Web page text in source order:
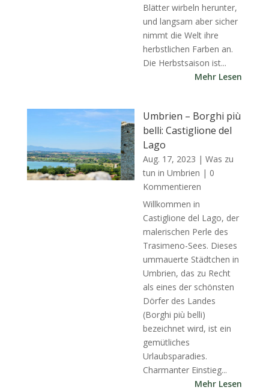
Blätter wirbeln herunter,
und langsam aber sicher
nimmt die Welt ihre
herbstlichen Farben an.
Die Herbstsaison ist...
Mehr Lesen
Umbrien – Borghi più
belli: Castiglione del
Lago
Aug. 17, 2023 |Was zu
tun in Umbrien | 0
Kommentieren
Willkommen in
Castiglione del Lago, der
malerischen Perle des
Trasimeno-Sees. Dieses
ummauerte Städtchen in
Umbrien, das zu Recht
als eines der schönsten
Dörfer des Landes
(Borghi più belli)
bezeichnet wird, ist ein
gemütliches
Urlaubsparadies.
Charmanter Einstieg...
Mehr Lesen